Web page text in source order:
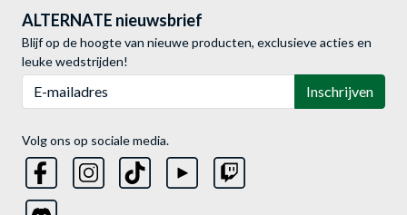
ALTERNATE nieuwsbrief
Blijf op de hoogte van nieuwe producten, exclusieve acties en
leuke wedstrijden!
Inschrijven
Volg ons op sociale media.